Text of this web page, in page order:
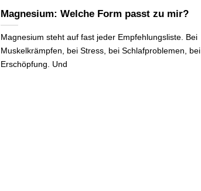
Magnesium: Welche Form passt zu mir?
Magnesium steht auf fast jeder Empfehlungsliste. Bei
Muskelkrämpfen, bei Stress, bei Schlafproblemen, bei
Erschöpfung. Und